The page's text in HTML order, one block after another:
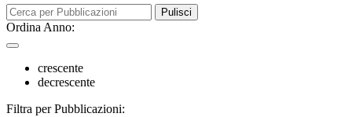
Pulisci
Ordina Anno:
crescente
decrescente
Filtra per Pubblicazioni: